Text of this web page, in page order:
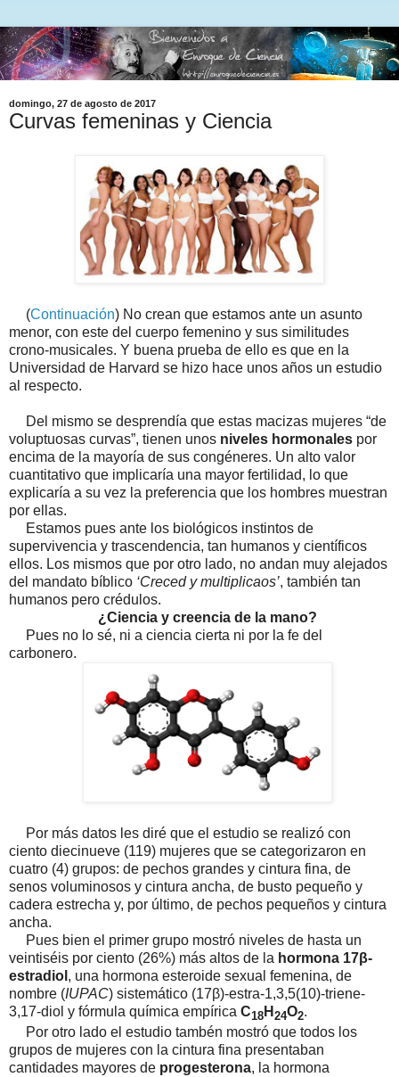
domingo, 27 de agosto de 2017
Curvas femeninas y Ciencia
(Continuación) No crean que estamos ante un asunto
menor, con este del cuerpo femenino y sus similitudes
crono-musicales. Y buena prueba de ello es que en la
Universidad de Harvard se hizo hace unos años un estudio
al respecto.
Del mismo se desprendía que estas macizas mujeres “de
voluptuosas curvas”, tienen unos niveles hormonales por
encima de la mayoría de sus congéneres. Un alto valor
cuantitativo que implicaría una mayor fertilidad, lo que
explicaría a su vez la preferencia que los hombres muestran
por ellas.
Estamos pues ante los biológicos instintos de
supervivencia y trascendencia, tan humanos y científicos
ellos. Los mismos que por otro lado, no andan muy alejados
del mandato bíblico ‘Creced y multiplicaos’, también tan
humanos pero crédulos.
¿Ciencia y creencia de la mano?
Pues no lo sé, ni a ciencia cierta ni por la fe del
carbonero.
Por más datos les diré que el estudio se realizó con
ciento diecinueve (119) mujeres que se categorizaron en
cuatro (4) grupos: de pechos grandes y cintura fina, de
senos voluminosos y cintura ancha, de busto pequeño y
cadera estrecha y, por último, de pechos pequeños y cintura
ancha.
Pues bien el primer grupo mostró niveles de hasta un
veintiséis por ciento (26%) más altos de la hormona 17β-
estradiol , una hormona esteroide sexual femenina, de
nombre (IUPAC) sistemático (17β)-estra-1,3,5(10)-triene-
3,17-diol y fórmula química empírica C18 H 24O2.
Por otro lado el estudio tambén mostró que todos los
grupos de mujeres con la cintura fina presentaban
cantidades mayores de progesterona, la hormona